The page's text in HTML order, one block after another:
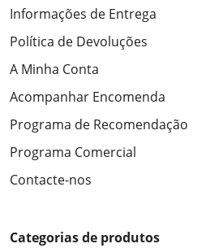
Informações de Entrega
Política de Devoluções
A Minha Conta
Acompanhar Encomenda
Programa de Recomendação
Programa Comercial
Contacte-nos
Categorias de produtos